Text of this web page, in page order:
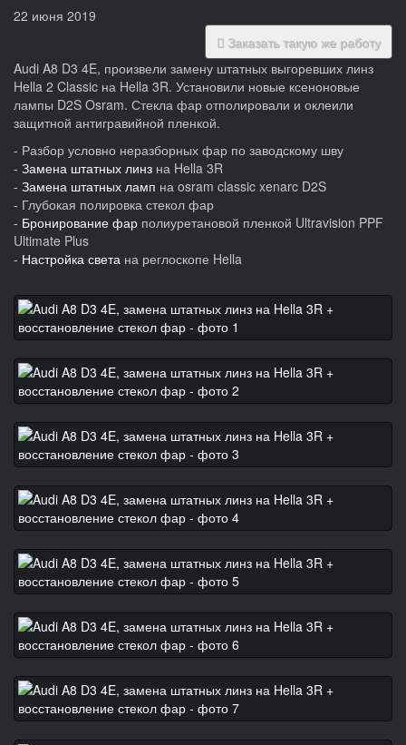
22 июня 2019
Заказать такую же работу
Audi A8 D3 4E, произвели замену штатных выгоревших линз
Hella 2 Classic на Hella 3R. Установили новые ксеноновые
лампы D2S Osram. Стекла фар отполировали и оклеили
защитной антигравийной пленкой.
- Разбор условно неразборных фар по заводскому шву
- Замена штатных линз на Hella 3R
- Замена штатных ламп на osram classic xenarc D2S
- Глубокая полировка стекол фар
- Бронирование фар полиуретановой пленкой Ultravision PPF
Ultimate Plus
- Настройка света на реглоскопе Hella